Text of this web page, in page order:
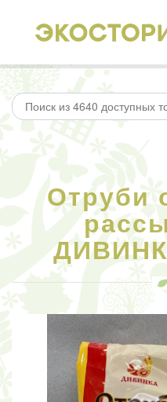
Отруби